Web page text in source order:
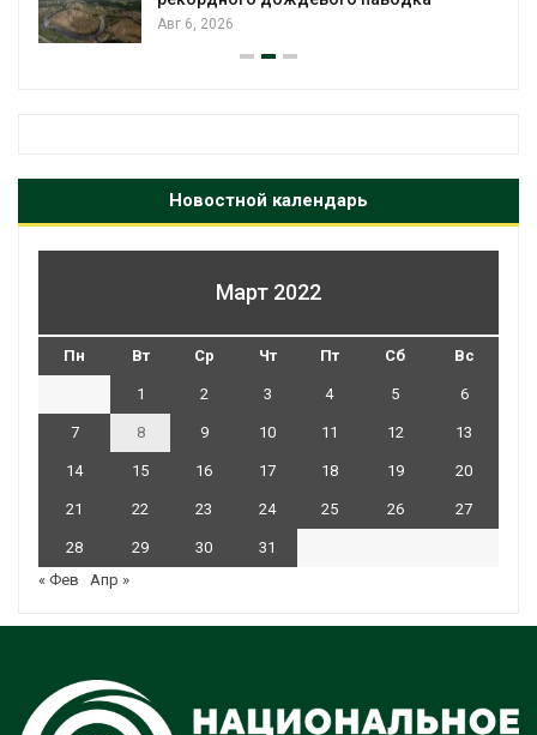
Авг 6, 2026
Новостной календарь
Март 2022
Пн Вт Ср Чт Пт Сб Вс
1 2 3 4 5 6
7 8 9 10 11 12 13
14 15 16 17 18 19 20
21 22 23 24 25 26 27
28 29 30
31
« Фев
Апр »